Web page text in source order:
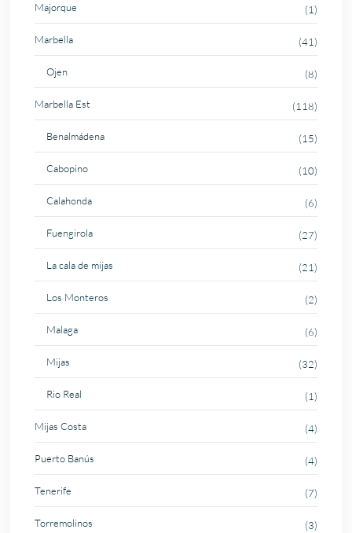
Majorque (1)
Marbella (41)
Ojen (8)
Marbella Est (118)
Benalmádena (15)
Cabopino (10)
Calahonda (6)
Fuengirola (27)
La cala de mijas (21)
Los Monteros (2)
Malaga (6)
Mijas (32)
Rio Real (1)
Mijas Costa (4)
Puerto Banús (4)
Tenerife (7)
Torremolinos (3)